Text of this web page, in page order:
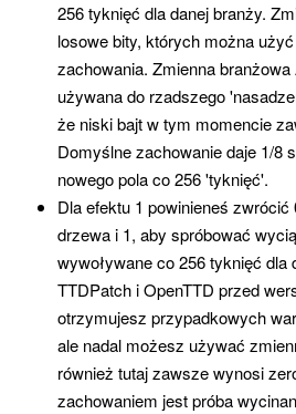
256 tyknięć dla danej branży.
losowe bity, których można
zachowania. Zmienna
używana do rzadszego
że niski bajt w tym momencie
Domyślne zachowanie daje 1/8
nowego pola co 256'tyknięć'.
Dla efektu 1 powinieneś
drzewa i 1, aby spróbować
wywoływane co 256 tyknięć dla
TTDPatch i OpenTTD przed
otrzymujesz przypadkowych
ale nadal możesz używać
również tutaj zawsze wynosi
zachowaniem jest próba